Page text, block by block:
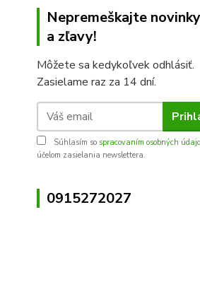
Nepremeškajte
a zľavy!
Môžete sa kedykoľvek odhlásiť.
Zasielame raz za 14 dní.
Súhlasím so spracovaním osobných
účelom zasielania newslettera.
0915272027